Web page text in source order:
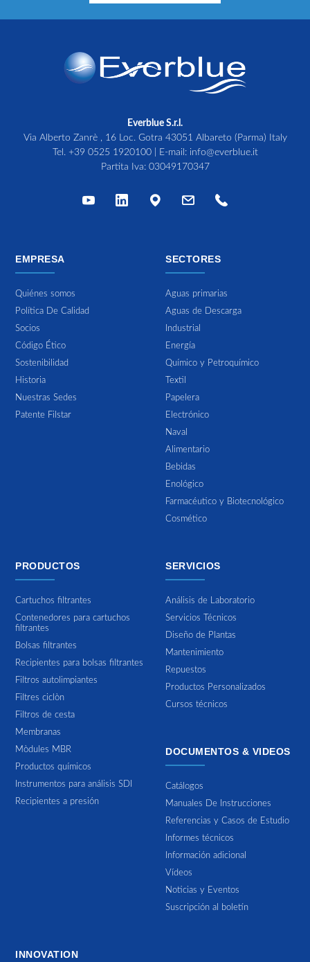
Everblue S.r.l.
Via Alberto Zanrè , 16 Loc. Gotra 43051 Albareto (Parma) Italy
Tel. +39 0525 1920100| E-mail: info@everblue.it
Partita Iva: 03049170347
EMPRESA
Quiénes somos
Política De Calidad
Socios
Código Ético
Sostenibilidad
Historia
Nuestras Sedes
Patente Filstar
SECTORES
Aguas primarias
Aguas de Descarga
Industrial
Energía
Químico y Petroquímico
Textil
Papelera
Electrónico
Naval
Alimentario
Bebidas
Enológico
Farmacéutico y Biotecnológico
Cosmético
PRODUCTOS
Cartuchos filtrantes
Contenedores para cartuchos
filtrantes
Bolsas filtrantes
Recipientes para bolsas filtrantes
Filtros autolimpiantes
Filtres ciclòn
Filtros de cesta
Membranas
Mòdules MBR
Productos químicos
Instrumentos para análisis SDI
Recipientes a presión
SERVICIOS
Análisis de Laboratorio
Servicios Técnicos
Diseño de Plantas
Mantenimiento
Repuestos
Productos Personalizados
Cursos técnicos
DOCUMENTOS & VIDEOS
Catálogos
Manuales De Instrucciones
Referencias y Casos de Estudio
Informes técnicos
Información adicional
Vídeos
Noticias y Eventos
Suscripción al boletín
INNOVATION